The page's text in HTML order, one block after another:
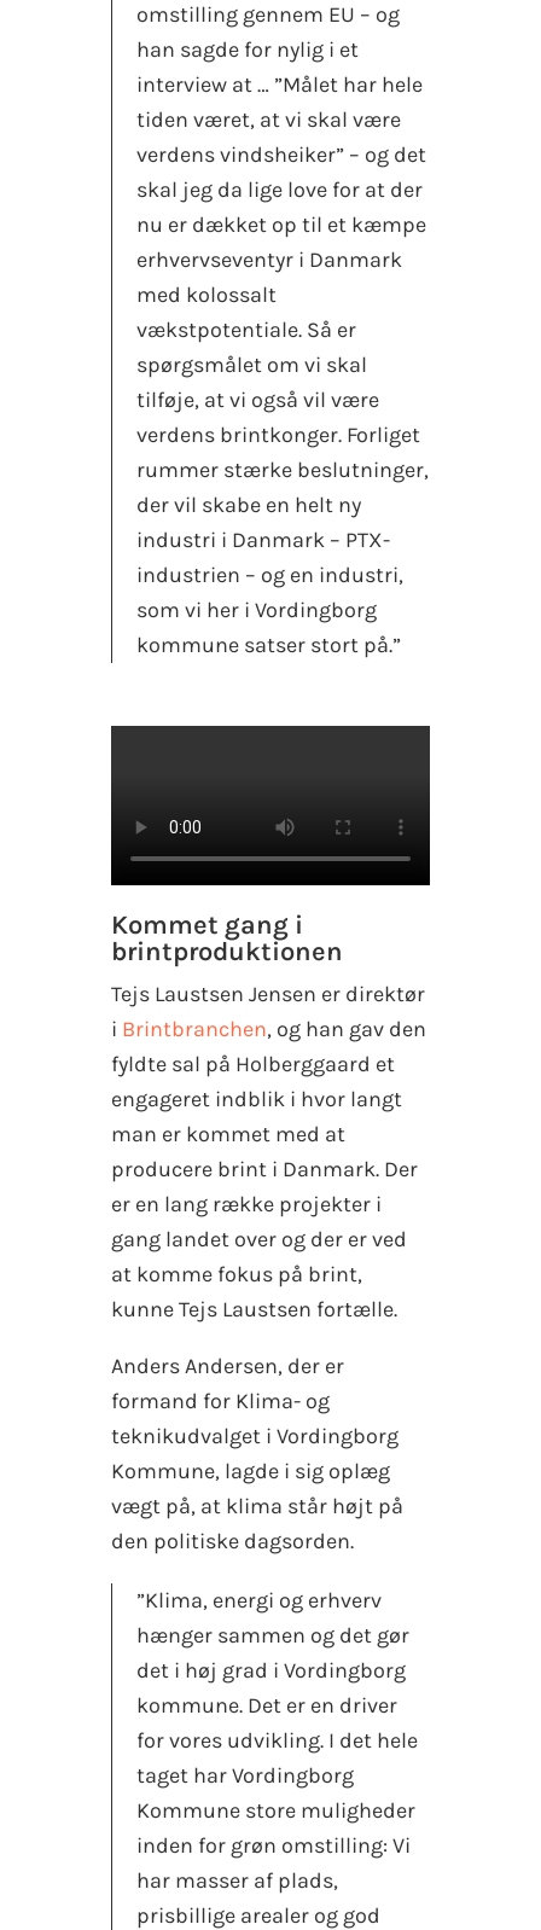
omstilling gennem EU – og
han sagde for nylig i et
interview at … ”Målet har hele
tiden været, at vi skal være
verdens vindsheiker” – og det
skal jeg da lige love for at der
nu er dækket op til et kæmpe
erhvervseventyr i Danmark
med kolossalt
vækstpotentiale. Så er
spørgsmålet om vi skal
tilføje, at vi også vil være
verdens brintkonger. Forliget
rummer stærke beslutninger,
der vil skabe en helt ny
industri i Danmark – PTX-
industrien – og en industri,
som vi her i Vordingborg
kommune satser stort på.”
Kommet gang i
brintproduktionen
Tejs Laustsen Jensen er direktør
i Brintbranchen, og han gav den
fyldte sal på Holberggaard et
engageret indblik i hvor langt
man er kommet med at
producere brint i Danmark. Der
er en lang række projekter i
gang landet over og der er ved
at komme fokus på brint,
kunne Tejs Laustsen fortælle.
Anders Andersen, der er
formand for Klima- og
teknikudvalget i Vordingborg
Kommune, lagde i sig oplæg
vægt på, at klima står højt på
den politiske dagsorden.
”Klima, energi og erhverv
hænger sammen og det gør
det i høj grad i Vordingborg
kommune. Det er en driver
for vores udvikling. I det hele
taget har Vordingborg
Kommune store muligheder
inden for grøn omstilling: Vi
har masser af plads,
prisbillige arealer og god